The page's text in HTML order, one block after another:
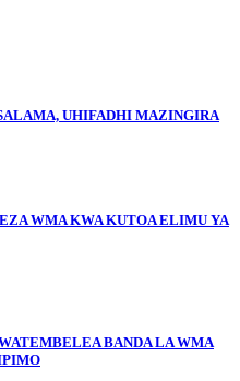
UHIFADHI MAZINGIRA
WMA KWA KUTOA ELIMU YA
BANDA LA WMA